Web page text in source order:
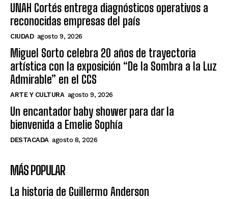
UNAH Cortés entrega diagnósticos operativos a
reconocidas empresas del país
CIUDAD agosto 9, 2026
Miguel Sorto celebra 20 años de trayectoria
artística con la exposición “De la Sombra a la Luz
Admirable” en el CCS
ARTE Y CULTURA agosto 9, 2026
Un encantador baby shower para dar la
bienvenida a Emelie Sophía
DESTACADA agosto 8, 2026
MÁS POPULAR
La historia de Guillermo Anderson